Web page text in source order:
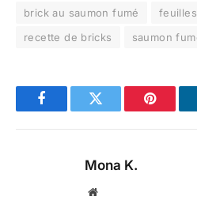
brick au saumon fumé
recette de bricks
saumon
FacebookTwitter
Mona K.
Site